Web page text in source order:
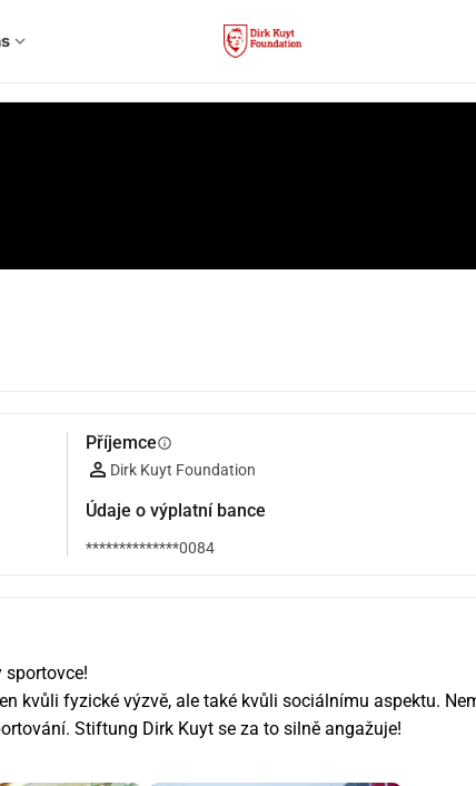
expand_more
Příjemceinfo
Dirk Kuyt Foundation
Údaje o výplatní bance
**************0084
sportovce!
kvůli fyzické výzvě, ale také kvůli sociálnímu aspektu.
Stiftung Dirk Kuyt se za to silně angažuje!